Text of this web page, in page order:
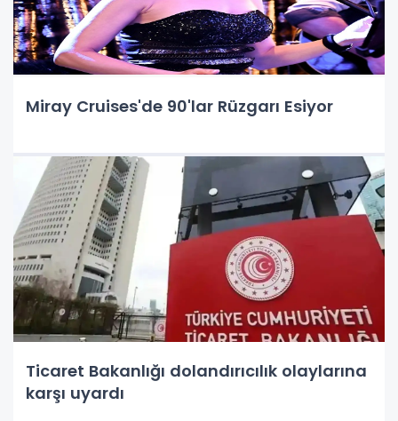
Miray Cruises'de 90'lar Rüzgarı Esiyor
Ticaret Bakanlığı dolandırıcılık olaylarına
karşı uyardı